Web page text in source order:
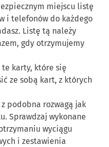
miejscu listę
i telefonów do każdego
Listę tą należy
gdy otrzymujemy
te karty, które się
ze sobą kart, z których
podobna rozwagą jak
Sprawdzaj wykonane
wyciągu
i zestawienia